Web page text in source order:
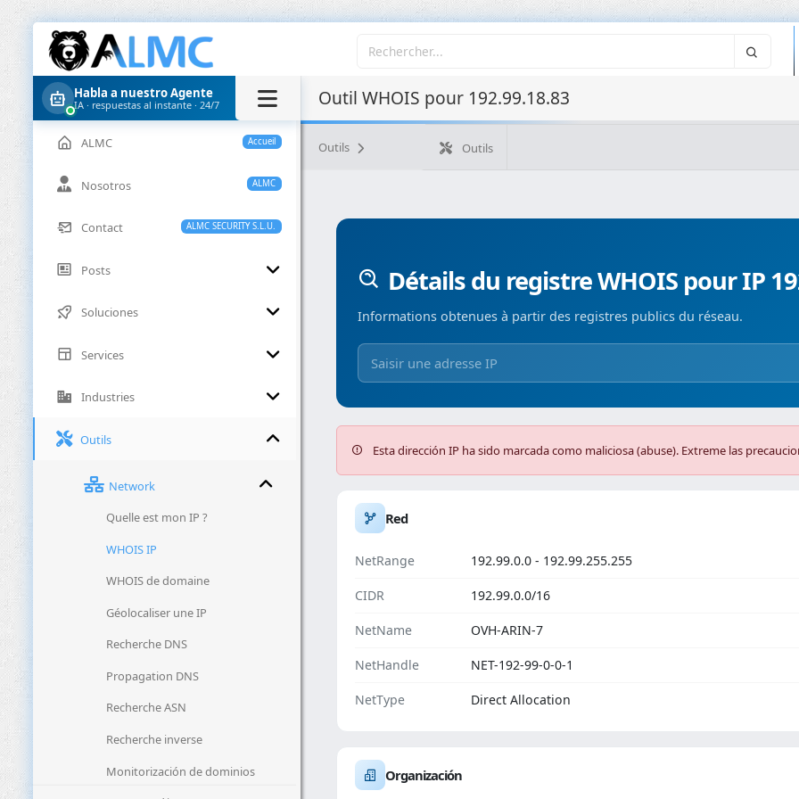
Habla a nuestro Agente
IA · respuestas al instante · 24/7
Accueil
ALMC
ALMC
Nosotros
ALMC SECURITY S.L.U.
Contact
Posts
Soluciones
Services
Industries
Outils
Network
Quelle est mon IP ?
WHOIS IP
WHOIS de domaine
Géolocaliser une IP
Recherche DNS
Propagation DNS
Recherche ASN
Recherche inverse
Monitorización de dominios
Outil WHOIS pour 192.99.18.83
Outils Outils
Détails du registre WHOIS pour IP
Informations obtenues à partir des registres publics du réseau.
Esta dirección IP ha sido marcada como maliciosa (abuse). Extreme las
Red
NetRange 192.99.0.0 - 192.99.255.255
CIDR 192.99.0.0/16
NetName OVH-ARIN-7
NetHandle NET-192-99-0-0-1
NetType Direct Allocation
Organización